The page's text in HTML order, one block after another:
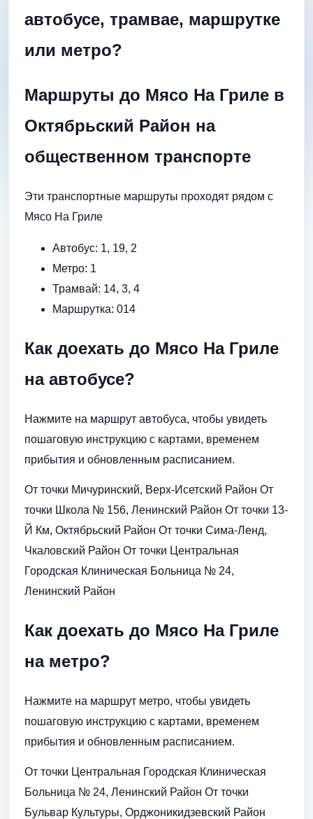
автобусе, трамвае, маршрутке
или метро?
Маршруты до Мясо На Гриле в
Октябрьский Район на
общественном транспорте
Эти транспортные маршруты проходят рядом с
Мясо На Гриле
Автобус: 1, 19, 2
Метро: 1
Трамвай: 14, 3, 4
Маршрутка: 014
Как доехать до Мясо На Гриле
на автобусе?
Нажмите на маршрут автобуса, чтобы увидеть
пошаговую инструкцию с картами, временем
прибытия и обновленным расписанием.
От точки Мичуринский, Верх-Исетский Район От
точки Школа № 156, Ленинский Район От точки 13-
Й Км, Октябрьский Район От точки Сима-Ленд,
Чкаловский Район От точки Центральная
Городская Клиническая Больница № 24,
Ленинский Район
Как доехать до Мясо На Гриле
на метро?
Нажмите на маршрут метро, чтобы увидеть
пошаговую инструкцию с картами, временем
прибытия и обновленным расписанием.
От точки Центральная Городская Клиническая
Больница № 24, Ленинский Район От точки
Бульвар Культуры, Орджоникидзевский Район